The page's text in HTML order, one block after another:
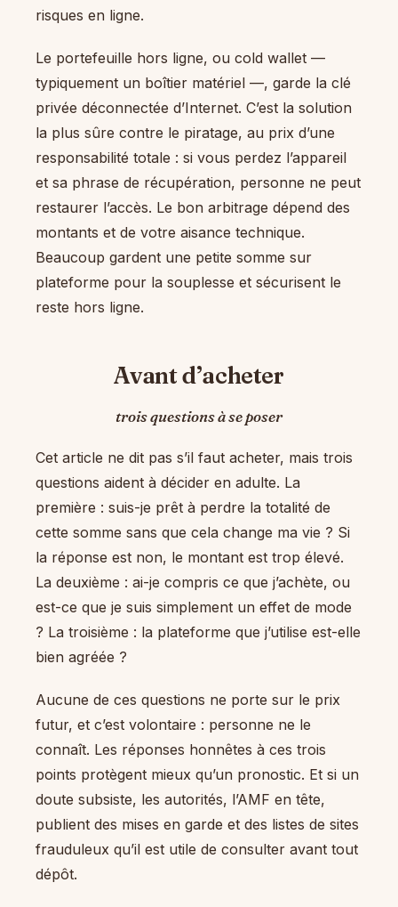
risques en ligne.
Le portefeuille hors ligne, ou cold wallet —
typiquement un boîtier matériel —, garde la clé
privée déconnectée d’Internet. C’est la solution
la plus sûre contre le piratage, au prix d’une
responsabilité totale : si vous perdez l’appareil
et sa phrase de récupération, personne ne peut
restaurer l’accès. Le bon arbitrage dépend des
montants et de votre aisance technique.
Beaucoup gardent une petite somme sur
plateforme pour la souplesse et sécurisent le
reste hors ligne.
Avant d’acheter
trois questions à se poser
Cet article ne dit pas s’il faut acheter, mais trois
questions aident à décider en adulte. La
première : suis-je prêt à perdre la totalité de
cette somme sans que cela change ma vie ? Si
la réponse est non, le montant est trop élevé.
La deuxième : ai-je compris ce que j’achète, ou
est-ce que je suis simplement un effet de mode
? La troisième : la plateforme que j’utilise est-elle
bien agréée ?
Aucune de ces questions ne porte sur le prix
futur, et c’est volontaire : personne ne le
connaît. Les réponses honnêtes à ces trois
points protègent mieux qu’un pronostic. Et si un
doute subsiste, les autorités, l’AMF en tête,
publient des mises en garde et des listes de sites
frauduleux qu’il est utile de consulter avant tout
dépôt.